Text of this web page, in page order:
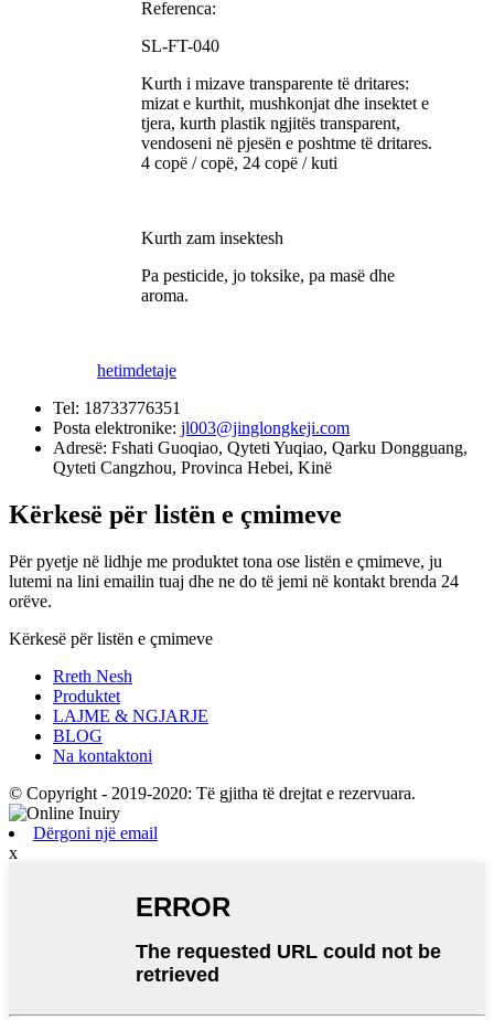
Referenca:
SL-FT-040
Kurth i mizave transparente të dritares:
mizat e kurthit, mushkonjat dhe insektet e
tjera, kurth plastik ngjitës transparent,
vendoseni në pjesën e poshtme të dritares.
4 copë / copë, 24 copë / kuti
Kurth zam insektesh
Pa pesticide, jo toksike, pa masë dhe
aroma.
hetimdetaje
Tel: 18733776351
Posta elektronike: jl003@jinglongkeji.com
Adresë: Fshati Guoqiao, Qyteti Yuqiao, Qarku Dongguang,
Qyteti Cangzhou, Provinca Hebei, Kinë
Kërkesë për listën e çmimeve
Për pyetje në lidhje me produktet tona ose listën e çmimeve, ju
lutemi na lini emailin tuaj dhe ne do të jemi në kontakt brenda 24
orëve.
Kërkesë për listën e çmimeve
Rreth Nesh
Produktet
LAJME & NGJARJE
BLOG
Na kontaktoni
© Copyright - 2019-2020: Të gjitha të drejtat e rezervuara.
Dërgoni një email
x